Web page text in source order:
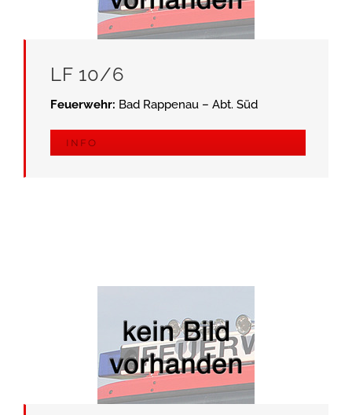
LF 10/6
Feuerwehr: Bad Rappenau – Abt. Süd
INFO